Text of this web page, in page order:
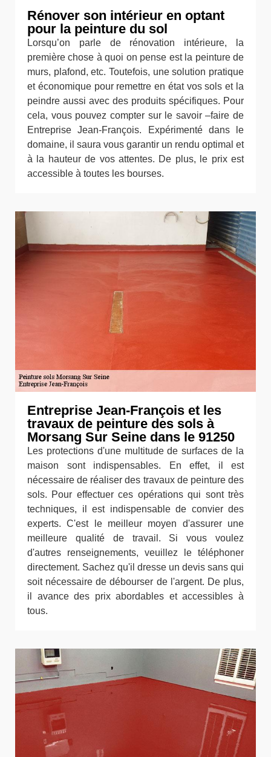
Rénover son intérieur en optant
pour la peinture du sol
Lorsqu’on parle de rénovation intérieure, la
première chose à quoi on pense est la peinture de
murs, plafond, etc. Toutefois, une solution pratique
et économique pour remettre en état vos sols et la
peindre aussi avec des produits spécifiques. Pour
cela, vous pouvez compter sur le savoir –faire de
Entreprise Jean-François. Expérimenté dans le
domaine, il saura vous garantir un rendu optimal et
à la hauteur de vos attentes. De plus, le prix est
accessible à toutes les bourses.
Entreprise Jean-François et les
travaux de peinture des sols à
Morsang Sur Seine dans le 91250
Les protections d'une multitude de surfaces de la
maison sont indispensables. En effet, il est
nécessaire de réaliser des travaux de peinture des
sols. Pour effectuer ces opérations qui sont très
techniques, il est indispensable de convier des
experts. C'est le meilleur moyen d'assurer une
meilleure qualité de travail. Si vous voulez
d'autres renseignements, veuillez le téléphoner
directement. Sachez qu'il dresse un devis sans qui
soit nécessaire de débourser de l'argent. De plus,
il avance des prix abordables et accessibles à
tous.